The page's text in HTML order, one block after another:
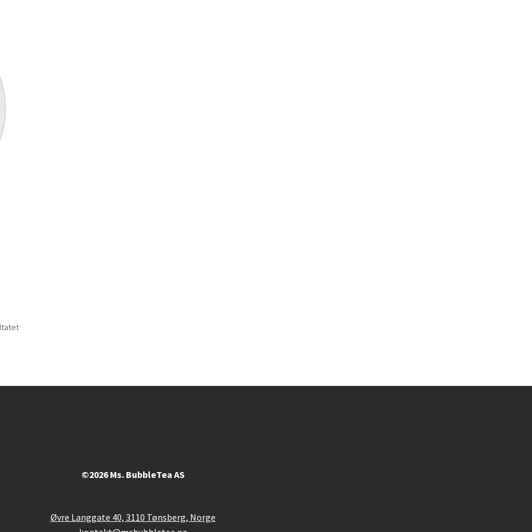
©2026 Ms. BubbleTea AS
Øvre Langgate 40, 3110 Tønsberg, Norge